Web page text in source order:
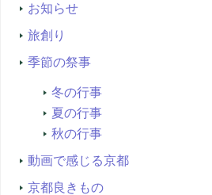
お知らせ
旅創り
季節の祭事
冬の行事
夏の行事
秋の行事
動画で感じる京都
京都良きもの